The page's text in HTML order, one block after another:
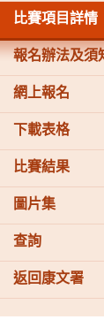
比賽項目詳情
報名辦法及須
網上報名
下載表格
比賽結果
圖片集
查詢
返回康文署